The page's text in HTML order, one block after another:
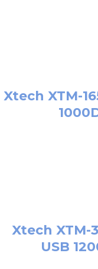
Xtech XTM-
Xtech XTM-
USB